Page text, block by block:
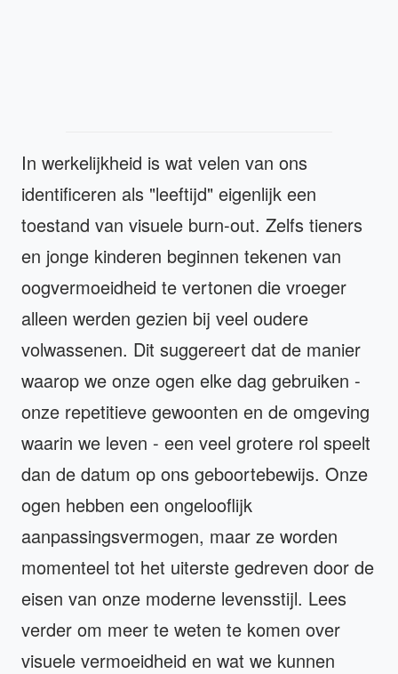
In werkelijkheid is wat velen van ons
identificeren als "leeftijd" eigenlijk een
toestand van visuele burn-out. Zelfs tieners
en jonge kinderen beginnen tekenen van
oogvermoeidheid te vertonen die vroeger
alleen werden gezien bij veel oudere
volwassenen. Dit suggereert dat de manier
waarop we onze ogen elke dag gebruiken -
onze repetitieve gewoonten en de omgeving
waarin we leven - een veel grotere rol speelt
dan de datum op ons geboortebewijs. Onze
ogen hebben een ongelooflijk
aanpassingsvermogen, maar ze worden
momenteel tot het uiterste gedreven door de
eisen van onze moderne levensstijl. Lees
verder om meer te weten te komen over
visuele vermoeidheid en wat we kunnen